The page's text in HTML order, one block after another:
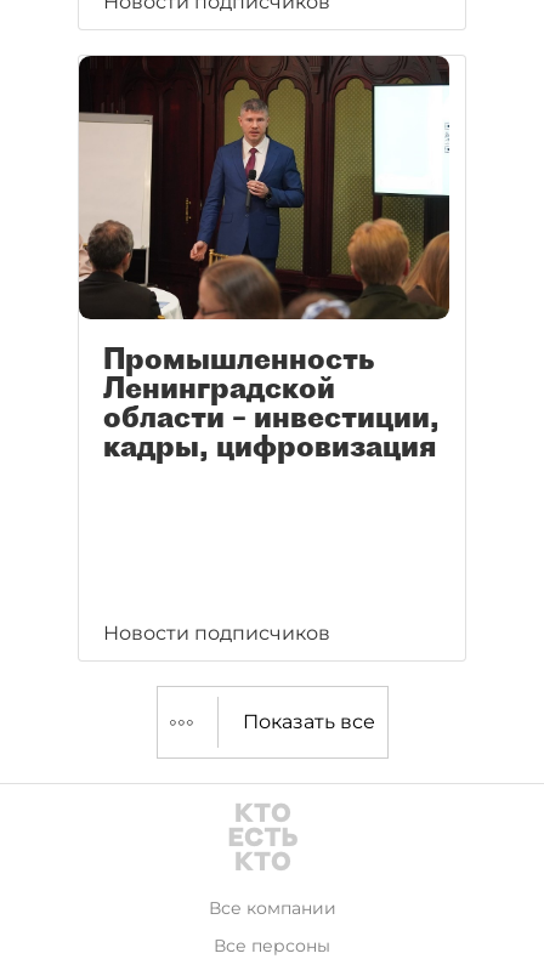
Промышленность
Ленинградской
области – инвестиции,
кадры, цифровизация
Новости подписчиков
Показать все
Все компании
Все персоны